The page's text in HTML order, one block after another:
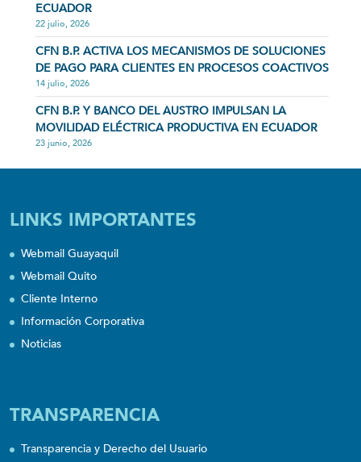
ECUADOR
22 julio, 2026
CFN B.P. ACTIVA LOS MECANISMOS DE SOLUCIONES
DE PAGO PARA CLIENTES EN PROCESOS COACTIVOS
14 julio, 2026
CFN B.P. Y BANCO DEL AUSTRO IMPULSAN LA
MOVILIDAD ELÉCTRICA PRODUCTIVA EN ECUADOR
23 junio, 2026
LINKS IMPORTANTES
Webmail Guayaquil
Webmail Quito
Cliente Interno
Información Corporativa
Noticias
TRANSPARENCIA
Transparencia y Derecho del Usuario